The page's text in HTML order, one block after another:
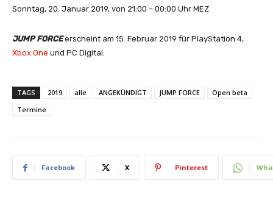
Sonntag, 20. Januar 2019, von 21:00 – 00:00 Uhr MEZ
JUMP FORCEerscheint am 15. Februar 2019 für PlayStation 4,
Xbox One und PC Digital.
TAGS 2019 alle ANGEKÜNDIGT JUMP FORCE
Open beta
Termine
Facebook X Pinterest